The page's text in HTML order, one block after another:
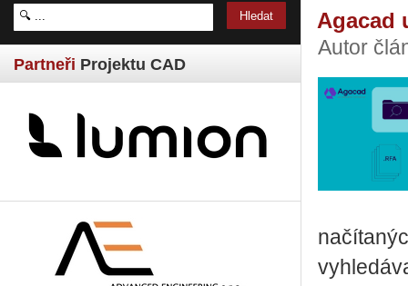
Partneři Projektu CAD
Agacad
Autor